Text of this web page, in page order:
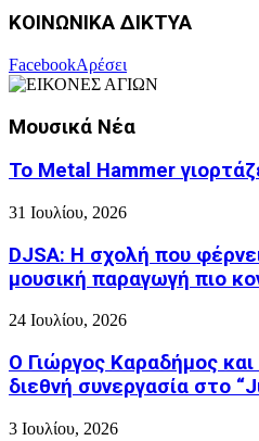
ΚΟΙΝΩΝΙΚΑ ΔΙΚΤΥΑ
FacebookΑρέσει
Μουσικά Νέα
Το Metal Hammer
31 Ιουλίου, 2026
DJSA: Η σχολή που
μουσική παραγωγή πιο
24 Ιουλίου, 2026
Ο Γιώργος Καραδήμος
διεθνή συνεργασία στο
3 Ιουλίου, 2026